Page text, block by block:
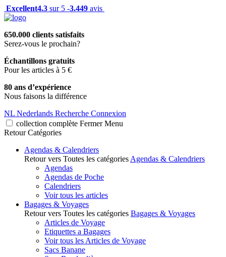
Excellent4.3 sur 5 -3.449 avis
650.000 clients satisfaits
Serez-vous le prochain?
Échantillons gratuits
Pour les articles à 5 €
80 ans d’expérience
Nous faisons la différence
NL Nederlands Recherche Connexion
collection complète Fermer Menu
Retour Catégories
Agendas & Calendriers
Retour vers Toutes les catégories Agendas & Calendriers
Agendas
Agendas de Poche
Calendriers
Voir tous les articles
Bagages & Voyages
Retour vers Toutes les catégories Bagages & Voyages
Articles de Voyage
Etiquettes a Bagages
Voir tous les Articles de Voyage
Sacs Banane